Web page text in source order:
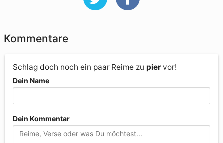
Kommentare
Schlag doch noch ein paar Reime zu pier vor!
Dein Name
Dein Kommentar